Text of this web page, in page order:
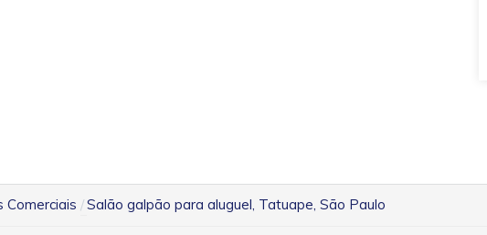
Comerciais Salão galpão para aluguel, Tatuape, São Paulo